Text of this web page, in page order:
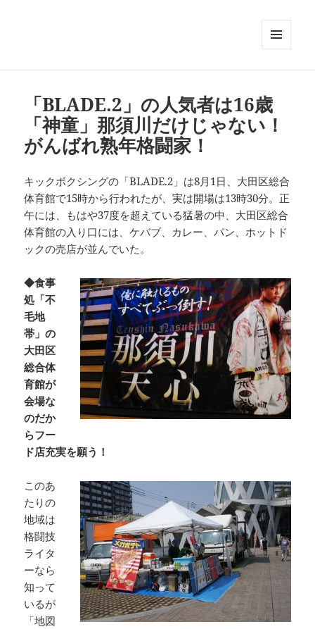
「BLADE.2」の人気者は16歳
「神童」那須川だけじゃない！
がんばれ熟年格闘家！
キックボクシングの「BLADE.2」は8月1日、大田区総合
体育館で15時から行われたが、実は開場は13時30分。正
午には、もはや37度を超えている猛暑の中、大田区総合
体育館の入り口には、ケバブ、カレー、パン、ホットド
ックの売店が並んでいた。
◆食事
処「不
毛地
帯」の
大田区
総合体
育館が
会場な
のだか
らフー
ド店充実を願う！
このあ
たりの
地域は
格闘技
ライタ
ーなら
知って
いるが
「地図